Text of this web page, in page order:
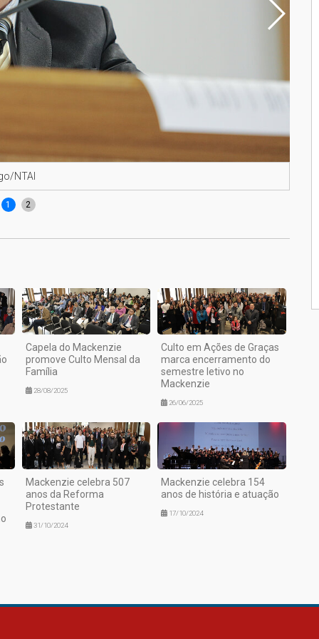
NTAI
1 2
Capela do Mackenzie
promove Culto Mensal da
Família
28/08/2025
Culto em Ações de Graças
marca encerramento do
semestre letivo no
Mackenzie
26/06/2025
Mackenzie celebra 507
anos da Reforma
Protestante
31/10/2024
Mackenzie celebra 154
anos de história e atuação
17/10/2024